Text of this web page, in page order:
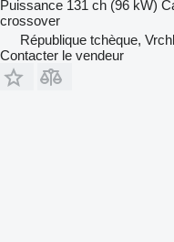
Puissance 131 ch (96 kW)
crossover
République tchèque,
Contacter le vendeur